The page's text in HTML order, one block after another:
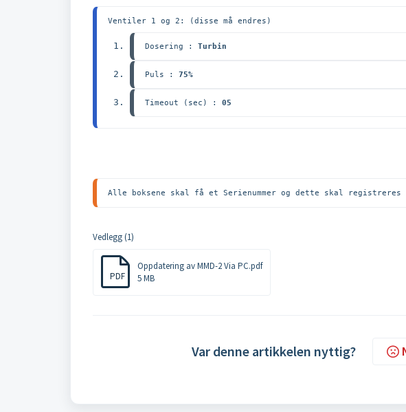
Dosering : Turbin
Puls : 75%
Timeout (sec) : 05
Alle boksene skal få et Serienummer og dette skal registreres
Vedlegg (1)
PDF
Oppdatering av MMD-2 Via PC.pdf
5 MB
Var denne artikkelen nyttig?